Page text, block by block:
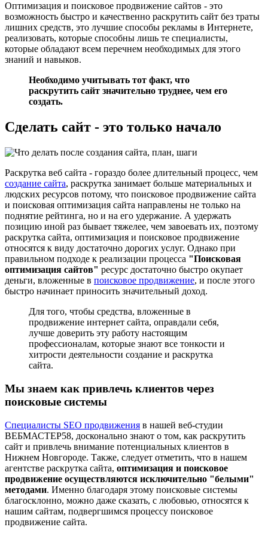
Оптимизация и поисковое продвижение сайтов - это
возможность быстро и качественно раскрутить сайт без траты
лишних средств, это лучшие способы рекламы в Интернете,
реализовать, которые способны лишь те специалисты,
которые обладают всем перечнем необходимых для этого
знаний и навыков.
Необходимо учитывать тот факт, что
раскрутить сайт значительно труднее, чем его
создать.
Сделать сайт - это только начало
Раскрутка веб сайта - гораздо более длительный процесс, чем
создание сайта, раскрутка занимает больше материальных и
людских ресурсов потому, что поисковое продвижение сайта
и поисковая оптимизация сайта направлены не только на
поднятие рейтинга, но и на его удержание. А удержать
позицию иной раз бывает тяжелее, чем завоевать их, поэтому
раскрутка сайта, оптимизация и поисковое продвижение
относятся к виду достаточно дорогих услуг. Однако при
правильном подходе к реализации процесса "Поисковая
оптимизация сайтов" ресурс достаточно быстро окупает
деньги, вложенные в поисковое продвижение, и после этого
быстро начинает приносить значительный доход.
Для того, чтобы средства, вложенные в
продвижение интернет сайта, оправдали себя,
лучше доверить эту работу настоящим
профессионалам, которые знают все тонкости и
хитрости деятельности создание и раскрутка
сайта.
Мы знаем как привлечь клиентов через
поисковые системы
Специалисты SEO продвижения в нашей веб-студии
ВЕБМАСТЕР58, досконально знают о том, как раскрутить
сайт и привлечь внимание потенциальных клиентов в
Нижнем Новгороде. Также, следует отметить, что в нашем
агентстве раскрутка сайта, оптимизация и поисковое
продвижение осуществляются исключительно "белыми"
методами. Именно благодаря этому поисковые системы
благосклонно, можно даже сказать, с любовью, относятся к
нашим сайтам, подвергшимся процессу поисковое
продвижение сайта.